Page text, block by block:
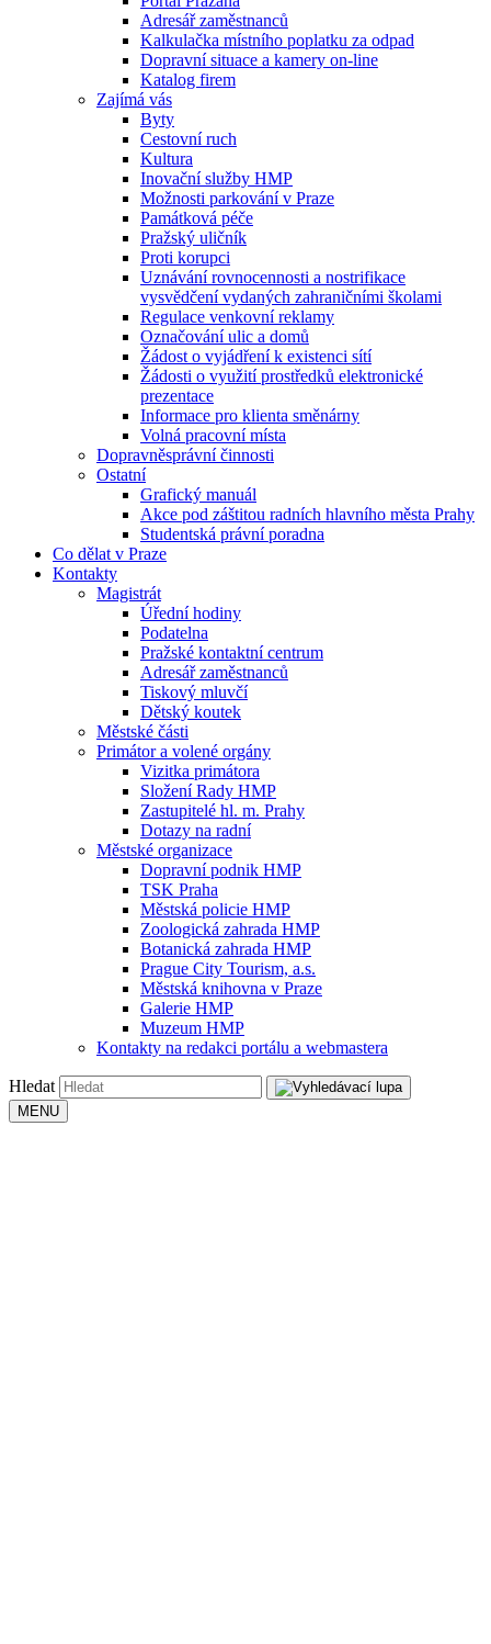
Adresář zaměstnanců
Kalkulačka místního poplatku za odpad
Dopravní situace a kamery on-line
Katalog firem
Zajímá vás
Byty
Cestovní ruch
Kultura
Inovační služby HMP
Možnosti parkování v Praze
Památková péče
Pražský uličník
Proti korupci
Uznávání rovnocennosti a nostrifikace
vysvědčení vydaných zahraničními školami
Regulace venkovní reklamy
Označování ulic a domů
Žádost o vyjádření k existenci sítí
Žádosti o využití prostředků elektronické
prezentace
Informace pro klienta směnárny
Volná pracovní místa
Dopravněsprávní činnosti
Ostatní
Grafický manuál
Akce pod záštitou radních hlavního města Prahy
Studentská právní poradna
Co dělat v Praze
Kontakty
Magistrát
Úřední hodiny
Podatelna
Pražské kontaktní centrum
Adresář zaměstnanců
Tiskový mluvčí
Dětský koutek
Městské části
Primátor a volené orgány
Vizitka primátora
Složení Rady HMP
Zastupitelé hl. m. Prahy
Dotazy na radní
Městské organizace
Dopravní podnik HMP
TSK Praha
Městská policie HMP
Zoologická zahrada HMP
Botanická zahrada HMP
Prague City Tourism, a.s.
Městská knihovna v Praze
Galerie HMP
Muzeum HMP
Kontakty na redakci portálu a webmastera
Hledat
MENU